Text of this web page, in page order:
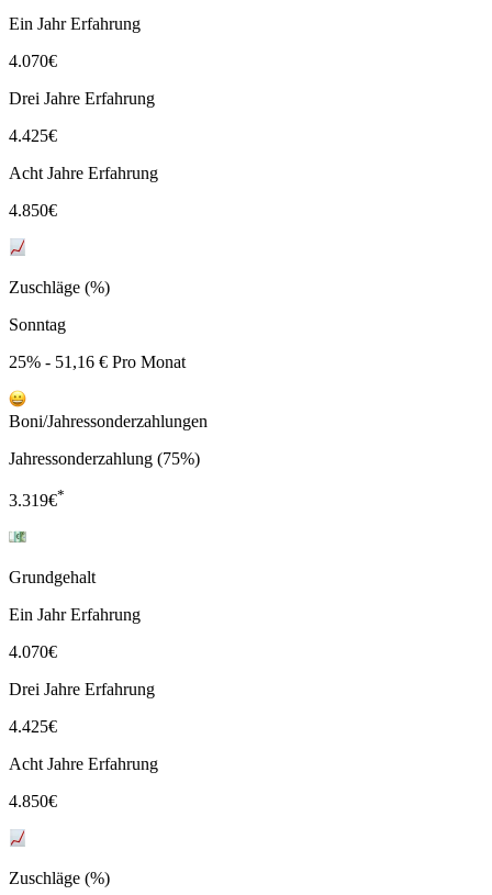
Ein Jahr Erfahrung
4.070€
Drei Jahre Erfahrung
4.425€
Acht Jahre Erfahrung
4.850€
Zuschläge (%)
Sonntag
25% - 51,16 € Pro Monat
Boni/Jahressonderzahlungen
Jahressonderzahlung (75%)
3.319€*
Grundgehalt
Ein Jahr Erfahrung
4.070€
Drei Jahre Erfahrung
4.425€
Acht Jahre Erfahrung
4.850€
Zuschläge (%)